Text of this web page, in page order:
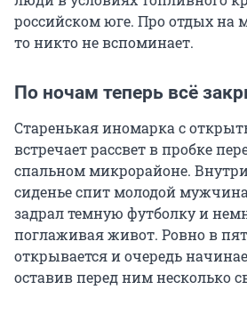
российском юге. Про отдых на
то никто не вспоминает.
По ночам теперь всё
Старенькая иномарка с
встречает рассвет в пробке
спальном микрорайоне.
сиденье спит молодой
задрал темную футболку и
поглаживая живот. Ровно в
открывается и очередь
оставив перед ним несколько